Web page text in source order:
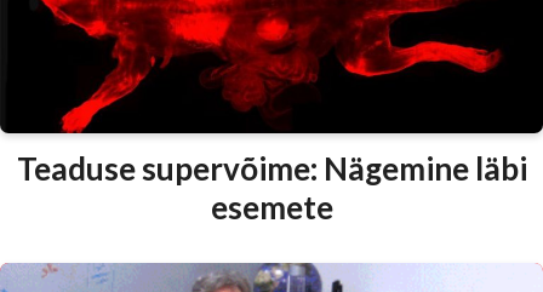
Teaduse supervõime: Nägemine läbi
esemete